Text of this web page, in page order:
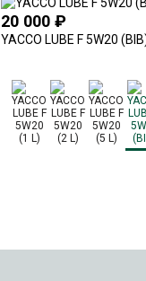
20 000₽
YACCO LUBE F 5W20